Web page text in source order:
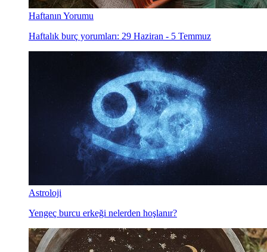
Haftanın Yorumu
Haftalık burç yorumları: 29 Haziran - 5 Temmuz
Astroloji
Yengeç burcu erkeği nelerden hoşlanır?